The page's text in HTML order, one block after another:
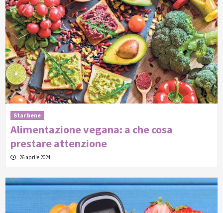
Star bene
Alimentazione vegana: a che cosa
prestare attenzione
26 aprile 2024